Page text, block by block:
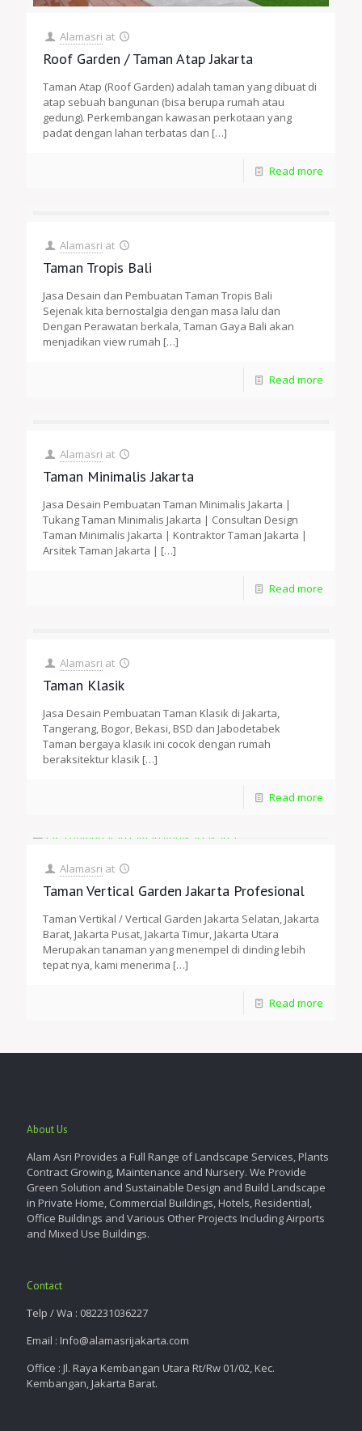
Alamasri at
Roof Garden / Taman Atap Jakarta
Taman Atap (Roof Garden) adalah taman yang dibuat di
atap sebuah bangunan (bisa berupa rumah atau
gedung). Perkembangan kawasan perkotaan yang
padat dengan lahan terbatas dan […]
Read more
Alamasri at
Taman Tropis Bali
Jasa Desain dan Pembuatan Taman Tropis Bali
Sejenak kita bernostalgia dengan masa lalu dan
Dengan Perawatan berkala, Taman Gaya Bali akan
menjadikan view rumah […]
Read more
Alamasri at
Taman Minimalis Jakarta
Jasa Desain Pembuatan Taman Minimalis Jakarta |
Tukang Taman Minimalis Jakarta | Consultan Design
Taman Minimalis Jakarta | Kontraktor Taman Jakarta |
Arsitek Taman Jakarta | […]
Read more
Alamasri at
Taman Klasik
Jasa Desain Pembuatan Taman Klasik di Jakarta,
Tangerang, Bogor, Bekasi, BSD dan Jabodetabek
Taman bergaya klasik ini cocok dengan rumah
beraksitektur klasik […]
Read more
Alamasri at
Taman Vertical Garden Jakarta Profesional
Taman Vertikal / Vertical Garden Jakarta Selatan, Jakarta
Barat, Jakarta Pusat, Jakarta Timur, Jakarta Utara
Merupakan tanaman yang menempel di dinding lebih
tepat nya, kami menerima […]
Read more
About Us
Alam Asri Provides a Full Range of Landscape Services, Plants
Contract Growing, Maintenance and Nursery. We Provide
Green Solution and Sustainable Design and Build Landscape
in Private Home, Commercial Buildings, Hotels, Residential,
Office Buildings and Various Other Projects Including Airports
and Mixed Use Buildings.
Contact
Telp / Wa : 082231036227
Email : Info@alamasrijakarta.com
Office : Jl. Raya Kembangan Utara Rt/Rw 01/02, Kec.
Kembangan, Jakarta Barat.